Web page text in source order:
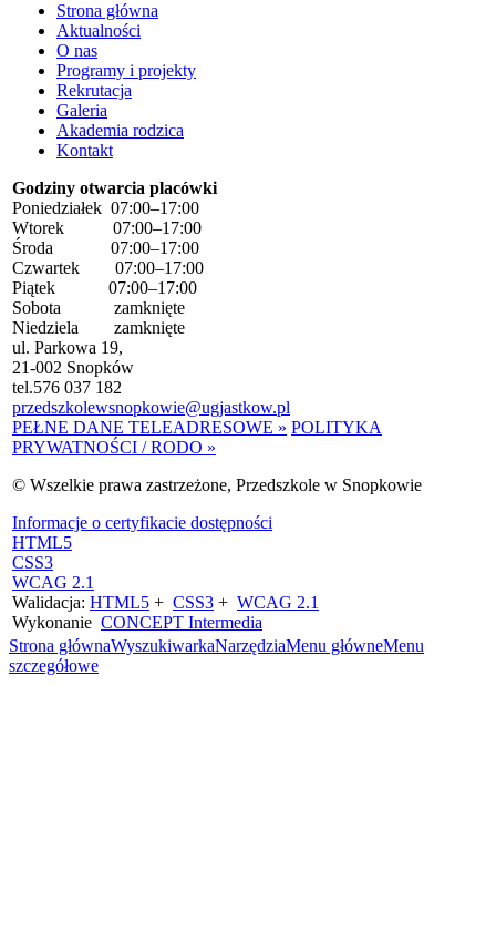
Strona główna
Aktualności
O nas
Programy i projekty
Rekrutacja
Galeria
Akademia rodzica
Kontakt
Godziny otwarcia placówki
Poniedziałek 07:00–17:00
Wtorek 07:00–17:00
Środa 07:00–17:00
Czwartek 07:00–17:00
Piątek 07:00–17:00
Sobota zamknięte
Niedziela zamknięte
ul. Parkowa 19,
21-002 Snopków
tel.576 037 182
przedszkolewsnopkowie@ugjastkow.pl
PEŁNE DANE TELEADRESOWE » POLITYKA
PRYWATNOŚCI / RODO »
© Wszelkie prawa zastrzeżone, Przedszkole w Snopkowie
Informacje o certyfikacie dostępności
HTML5
CSS3
WCAG 2.1
Walidacja: HTML5 + CSS3 + WCAG 2.1
Wykonanie CONCEPT Intermedia
Strona głównaWyszukiwarkaNarzędziaMenu główneMenu
szczegółowe